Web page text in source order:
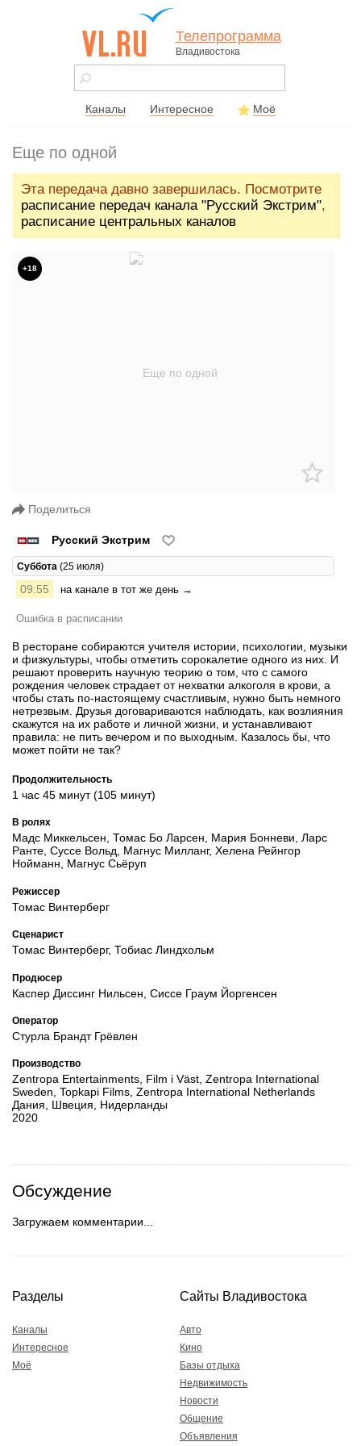
vl.ru - сайт
города
Телепрограмма
Владивостока
Каналы Интересное Моё
Еще по одной
Эта передача давно завершилась. Посмотрите
расписание передач канала "Русский Экстрим",
расписание центральных каналов
+18
Поделиться
Русский Экстрим
Суббота (25 июля)
09:55 на канале в тот же день →
Ошибка в расписании
В ресторане собираются учителя истории, психологии, музыки
и физкультуры, чтобы отметить сорокалетие одного из них. И
решают проверить научную теорию о том, что c самого
рождения человек страдает от нехватки алкоголя в крови, а
чтобы стать по-настоящему счастливым, нужно быть немного
нетрезвым. Друзья договариваются наблюдать, как возлияния
скажутся на их работе и личной жизни, и устанавливают
правила: не пить вечером и по выходным. Казалось бы, что
может пойти не так?
Продолжительность
1 час 45 минут (105 минут)
В ролях
Мадс Миккельсен, Томас Бо Ларсен, Мария Бонневи, Ларс
Ранте, Суссе Вольд, Магнус Милланг, Хелена Рейнгор
Нойманн, Магнус Сьёруп
Режиссер
Томас Винтерберг
Сценарист
Томас Винтерберг, Тобиас Линдхольм
Продюсер
Каспер Диссинг Нильсен, Сиссе Граум Йоргенсен
Оператор
Стурла Брандт Грёвлен
Производство
Zentropa Entertainments, Film i Väst, Zentropa International
Sweden, Topkapi Films, Zentropa International Netherlands
Дания, Швеция, Нидерланды
2020
Обсуждение
Загружаем комментарии...
Разделы
Каналы
Интересное
Моё
Сайты Владивостока
Авто
Кино
Базы отдыха
Недвижимость
Новости
Общение
Объявления